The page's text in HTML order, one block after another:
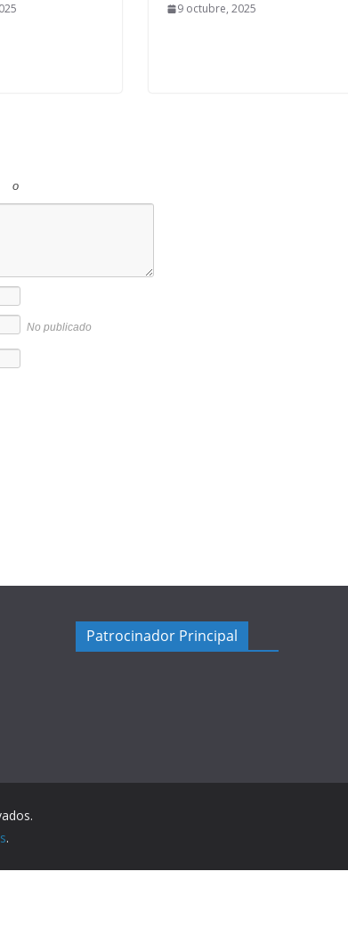
9 octubre, 2025
o
No publicado
Patrocinador Principal
.